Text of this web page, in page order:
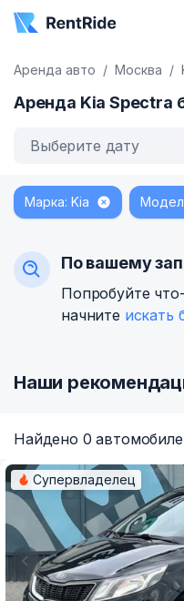
Аренда авто Москва
Аренда Kia Spectra
Выберите дату
Марка: Kia
Найдено 0
По вашему
Попробуйте
начните искать
Наши
Супервладелец